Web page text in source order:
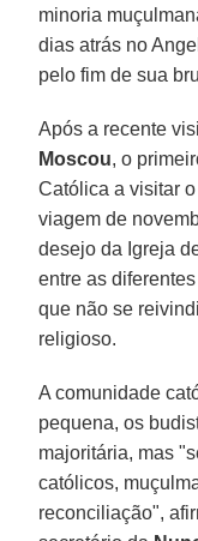
minoria
dias atrás no
pelo fim de sua
Após a recente
Moscou, o
Católica a visitar
viagem de
desejo da Igreja
entre as
que não se
religioso.
A comunidade
pequena, os
majoritária, mas
católicos,
reconciliação",